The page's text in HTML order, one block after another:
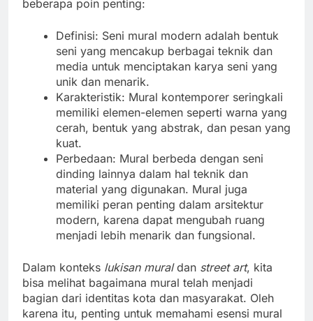
beberapa poin penting:
Definisi: Seni mural modern adalah bentuk
seni yang mencakup berbagai teknik dan
media untuk menciptakan karya seni yang
unik dan menarik.
Karakteristik: Mural kontemporer seringkali
memiliki elemen-elemen seperti warna yang
cerah, bentuk yang abstrak, dan pesan yang
kuat.
Perbedaan: Mural berbeda dengan seni
dinding lainnya dalam hal teknik dan
material yang digunakan. Mural juga
memiliki peran penting dalam arsitektur
modern, karena dapat mengubah ruang
menjadi lebih menarik dan fungsional.
Dalam konteks lukisan muraldan street art, kita
bisa melihat bagaimana mural telah menjadi
bagian dari identitas kota dan masyarakat. Oleh
karena itu, penting untuk memahami esensi mural